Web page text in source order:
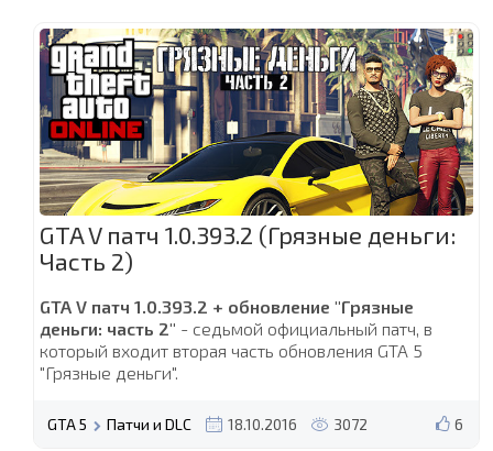
GTA V патч 1.0.393.2 (Грязные деньги:
Часть 2)
GTA V патч 1.0.393.2 + обновление "Грязные
деньги: часть 2" - седьмой официальный патч, в
который входит вторая часть обновления GTA 5
"Грязные деньги".
6
GTA 5 Патчи и DLC 18.10.2016 3072